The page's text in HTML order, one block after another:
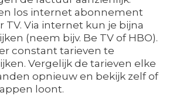
los internet abonnement
TV. Via internet kun je bijna
(neem bijv. Be TV of HBO).
constant tarieven te
Vergelijk de tarieven elke
opnieuw en bekijk zelf of
loont.